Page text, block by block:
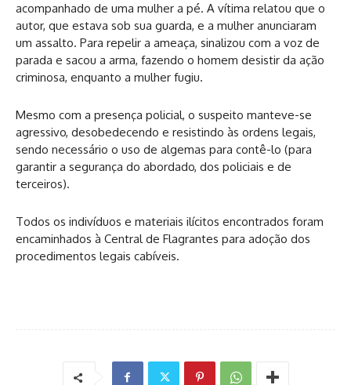
acompanhado de uma mulher a pé. A vítima relatou que o
autor, que estava sob sua guarda, e a mulher anunciaram
um assalto. Para repelir a ameaça, sinalizou com a voz de
parada e sacou a arma, fazendo o homem desistir da ação
criminosa, enquanto a mulher fugiu.
Mesmo com a presença policial, o suspeito manteve-se
agressivo, desobedecendo e resistindo às ordens legais,
sendo necessário o uso de algemas para contê-lo (para
garantir a segurança do abordado, dos policiais e de
terceiros).
Todos os indivíduos e materiais ilícitos encontrados foram
encaminhados à Central de Flagrantes para adoção dos
procedimentos legais cabíveis.